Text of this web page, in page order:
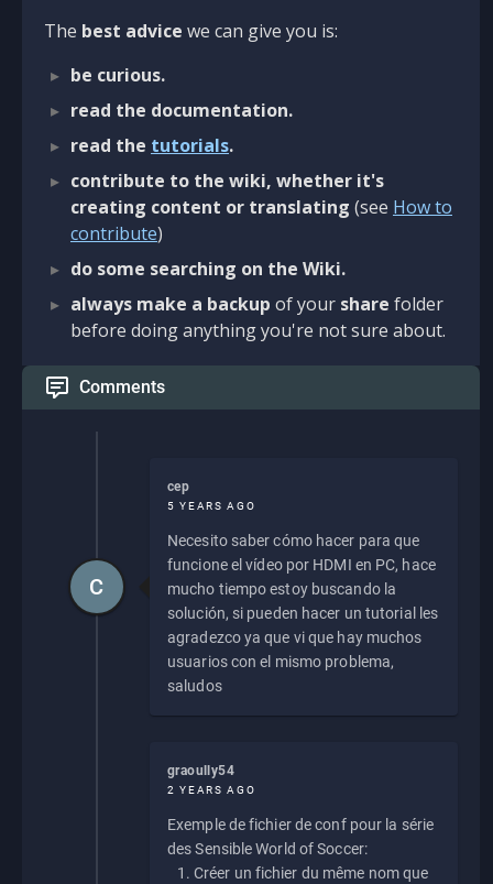
The best advice we can give you is:
be curious.
read the documentation.
read the tutorials.
contribute to the wiki, whether it's
creating content or translating (see How to
contribute)
do some searching on the Wiki.
always make a backup of your share folder
before doing anything you're not sure about.
Comments
cep
5 YEARS AGO
Necesito saber cómo hacer para que
funcione el vídeo por HDMI en PC, hace
mucho tiempo estoy buscando la
solución, si pueden hacer un tutorial les
agradezco ya que vi que hay muchos
usuarios con el mismo problema,
saludos
C
graoully54
2 YEARS AGO
Exemple de fichier de conf pour la série
des Sensible World of Soccer:
Créer un fichier du même nom que